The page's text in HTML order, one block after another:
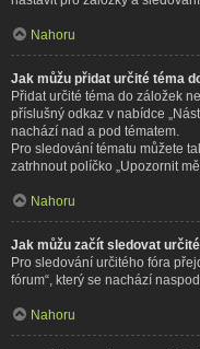
Nahoru
Jak můžu přidat určité téma
Přidat určité téma do záložek
příslušný odkaz v nabídce
nachází nad a pod tématem.
Pro sledování tématu můžete
zatrhnout políčko „Upozornit
Nahoru
Jak můžu začít sledovat
Pro sledování určitého fóra
fórum“, který se nachází
Nahoru